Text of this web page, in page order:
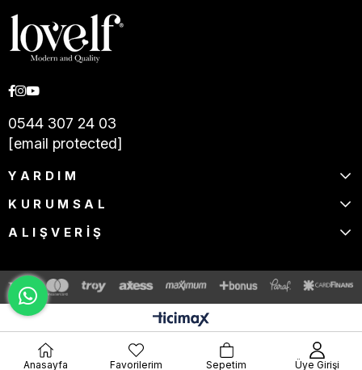
0544 307 24 03
[email protected]
YARDIM
KURUMSAL
ALIŞVERİŞ
Anasayfa Favorilerim Sepetim Üye Girişi